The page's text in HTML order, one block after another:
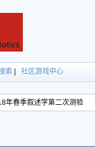
索 社区游戏中心
年春季叙述学第二次测验